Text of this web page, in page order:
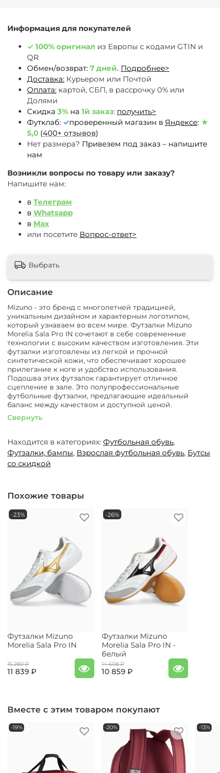
Информация для покупателей
✓ 100% оригинал из Европы c кодами GTIN и
QR
Обмен/возврат: 7 дней. Подробнее>
Доставка: Курьером или Почтой
Оплата: картой, СБП, в рассрочку 0% или
Долями
Скидка 3% на 1й заказ: получить>
Футклаб: ✓проверенный магазин в Яндексе: ★
5,0 (400+ отзывов)
Нет размера? Привезем под заказ – напишите
нам
Возникли вопросы по товару или заказу?
Напишите нам:
в Телеграм
в Whatsapp
в Max
или посетите Вопрос-ответ>
Описание
Mizuno - это бренд с многолетней традицией,
уникальным дизайном и характерным логотипом,
который узнаваем во всем мире. Футзалки Mizuno
Morelia Sala Pro IN сочетают в себе современные
технологии с высоким качеством изготовления. Эти
футзалки изготовлены из легкой и прочной
синтетической кожи, что обеспечивает хорошее
прилегание к ноге и удобство использования.
Подошва этих футзалок гарантирует отличное
сцепление в зале. Это полупрофессиональные
футбольные футзалки, предлагающие идеальный
баланс между качеством и доступной ценой.
Свернуть
Находится в категориях: Футбольная обувь,
Футзалки, бампы, Взрослая футбольная обувь, Бутсы
со скидкой
Выбрать
Похожие товары
-23%
Футзалки Mizuno
Morelia Sala Pro IN
15 280 ₽
11 839 ₽
-26%
Футзалки Mizuno
Morelia Sala Pro IN -
белый
14 608 ₽
10 859 ₽
Вместе с этим товаром покупают
-19% -20% -13%